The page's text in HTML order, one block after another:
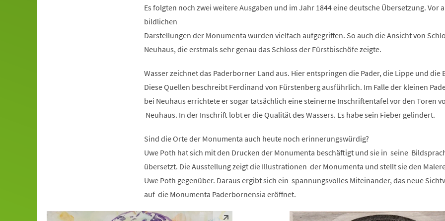
Es folgten noch zwei weitere Ausgaben und im Jahr 1844 eine deutsche Übersetzung. Vor
bildlichen
Darstellungen der Monumenta wurden vielfach aufgegriffen. So auch die Ansicht von
Neuhaus, die erstmals sehr genau das Schloss der Fürstbischöfe zeigte.
Wasser zeichnet das Paderborner Land aus. Hier entspringen die Pader, die Lippe und die
Diese Quellen beschreibt Ferdinand von Fürstenberg ausführlich. Im Falle der kleinen
bei Neuhaus errichtete er sogar tatsächlich eine steinerne Inschriftentafel vor den Toren
Neuhaus. In der Inschrift lobt er die Qualität des Wassers. Es habe sein Fieber gelindert.
Sind die Orte der Monumenta auch heute noch erinnerungswürdig?
Uwe Poth hat sich mit den Drucken der Monumenta beschäftigt und sie in seine
übersetzt. Die Ausstellung zeigt die Illustrationen der Monumenta und stellt sie den
Uwe Poth gegenüber. Daraus ergibt sich ein spannungsvolles Miteinander, das neue
auf die Monumenta Paderbornensia eröffnet.